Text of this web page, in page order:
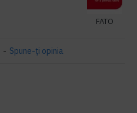
FATO
- Spune-ţi opinia